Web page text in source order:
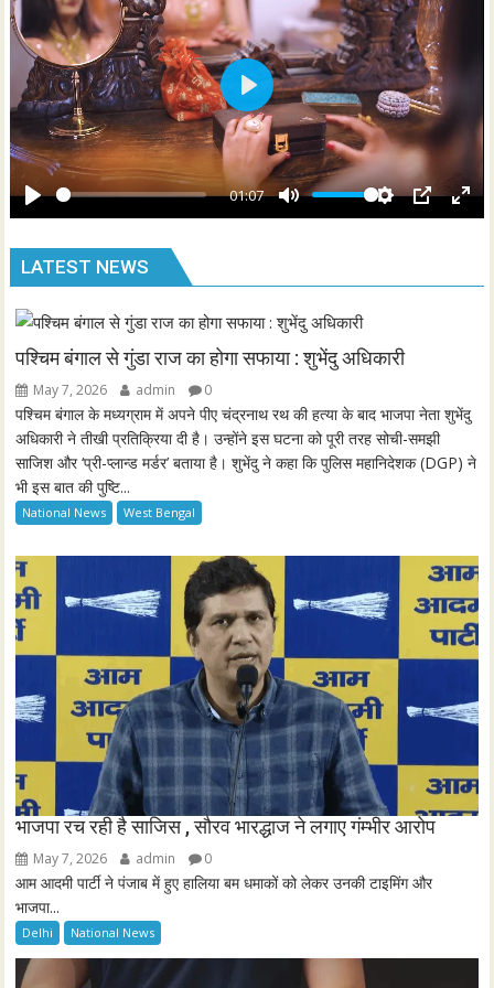
g
s
e
e
n
P
l
a
01:07
M
S
n
s
P
E
l
s
e
n
P
l
a
y
LATEST NEWS
पश्चिम बंगाल से गुंडा राज का होगा सफाया : शुभेंदु अधिकारी
May 7, 2026 admin 0
पश्चिम बंगाल के मध्यग्राम में अपने पीए चंद्रनाथ रथ की हत्या के बाद भाजपा नेता शुभेंदु
अधिकारी ने तीखी प्रतिक्रिया दी है। उन्होंने इस घटना को पूरी तरह सोची-समझी
साजिश और ‘प्री-प्लान्ड मर्डर’ बताया है। शुभेंदु ने कहा कि पुलिस महानिदेशक (DGP) ने
भी इस बात की पुष्टि...
National News West Bengal
भाजपा रच रही है साजिस , सौरव भारद्धाज ने लगाए गंम्भीर आरोप
May 7, 2026 admin 0
आम आदमी पार्टी ने पंजाब में हुए हालिया बम धमाकों को लेकर उनकी टाइमिंग और
भाजपा...
Delhi National News